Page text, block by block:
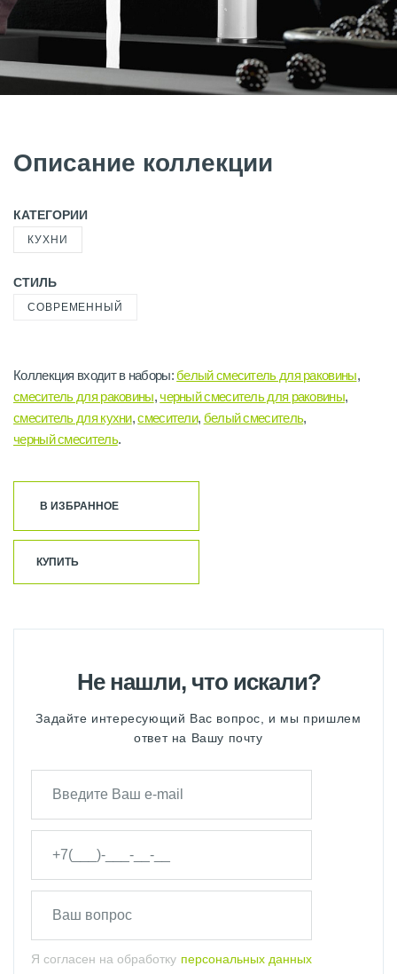
Описание коллекции
КАТЕГОРИИ
КУХНИ
СТИЛЬ
СОВРЕМЕННЫЙ
Коллекция входит в наборы:белый смеситель для раковины,
смеситель для раковины,черный смеситель для раковины,
смеситель для кухни,смесители, белый смеситель,
черный смеситель.
В ИЗБРАННОЕ
КУПИТЬ
Не нашли, что искали?
Задайте интересующий Вас вопрос, и мы пришлем
ответ на Вашу почту
Я согласен на обработку персональных данных